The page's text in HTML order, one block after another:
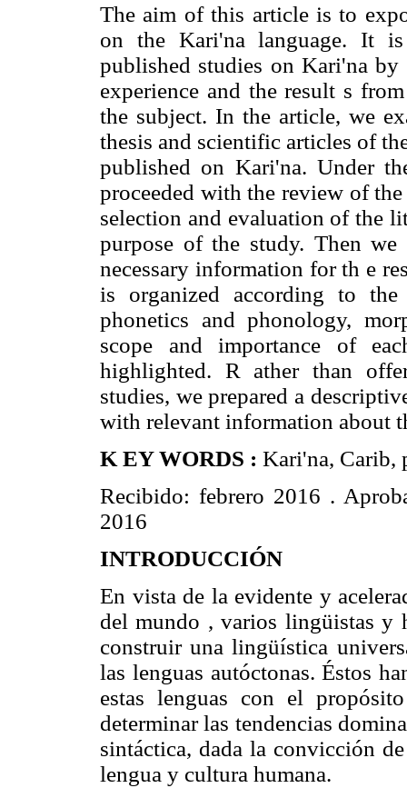
The aim of this article is to
on the Kari'na language. It
published studies on Kari'na
experience and the result s
the subject. In the article, we
thesis and scientific articles of
published on Kari'na. Under
proceeded with the review of
selection and evaluation of the
purpose of the study. Then we
necessary information for th e
is organized according to
phonetics and phonology,
scope and importance of
highlighted. R ather than
studies, we prepared a
with relevant information about
K EY WORDS : Kari'na, Carib,
Recibido: febrero 2016 .
2016
INTRODUCCIÓN
En vista de la evidente y
del mundo , varios lingüistas y
construir una lingüística
las lenguas autóctonas. Éstos
estas lenguas con el
determinar las tendencias
sintáctica, dada la convicción
lengua y cultura humana.